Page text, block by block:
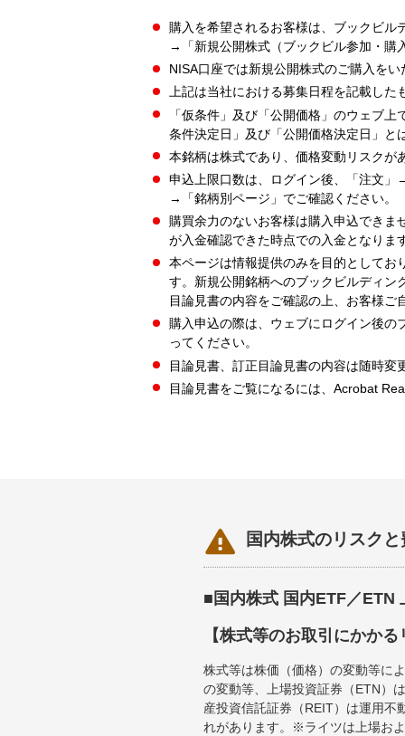
購入を希望されるお客様は、ブックビ
→「新規公開株式（ブックビル参加・購
NISA口座では新規公開株式のご購入を
上記は当社における募集日程を記載した
「仮条件」及び「公開価格」のウェブ
条件決定日」及び「公開価格決定日」と
本銘柄は株式であり、価格変動リスクが
申込上限口数は、ログイン後、「注文
→「銘柄別ページ」でご確認ください。
購買余力のないお客様は購入申込でき
が入金確認できた時点での入金となりま
本ページは情報提供のみを目的としてお
す。新規公開銘柄へのブックビルディン
目論見書の内容をご確認の上、お客様
購入申込の際は、ウェブにログイン後の
ってください。
目論見書、訂正目論見書の内容は随時変
目論見書をご覧になるには、Acrobat
 国内株式のリスク
■国内株式 国内ETF／ETN
【株式等のお取引にかか
株式等は株価（価格）の変動等に
の変動等、上場投資証券（ETN）
産投資信託証券（REIT）は運用不
れがあります。※ライツは上場お